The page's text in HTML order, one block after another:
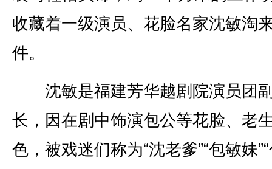
收藏着一级演员、花脸名家沈敏淘
件。
沈敏是福建芳华越剧院演员团
长，因在剧中饰演包公等花脸、老
色，被戏迷们称为“沈老爹”“包敏妹